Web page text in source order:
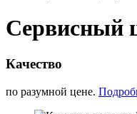
Сервисный
Качество
по разумной цене.